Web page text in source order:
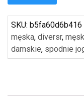
SKU: b5fa60d6b416
męska, diversr,
damskie, spodnie